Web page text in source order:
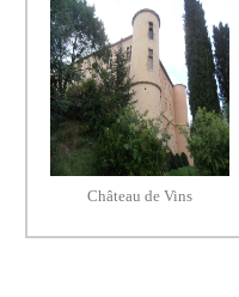
Château de Vins